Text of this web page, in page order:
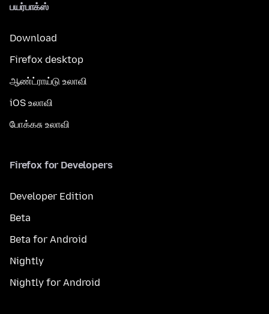
பயர்பாக்ஸ்
Download
Firefox desktop
ஆண்ட்ராய்டு உலாவி
iOS உலாவி
போக்கசு உலாவி
Firefox for Developers
Developer Edition
Beta
Beta for Android
Nightly
Nightly for Android